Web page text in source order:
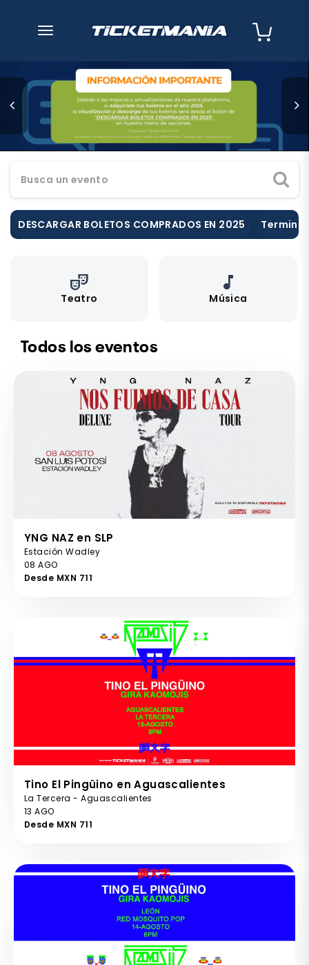
desplegar navegación
Busca un evento
DESCARGAR BOLETOS COMPRADOS EN 2025
theater_comedy
Teatro
music_note
Música
Todos los eventos
YNG NAZ en SLP
Estación Wadley
08 AGO
Desde MXN 711
Tino El Pingüino en Aguascalientes
La Tercera - Aguascalientes
13 AGO
Desde MXN 711